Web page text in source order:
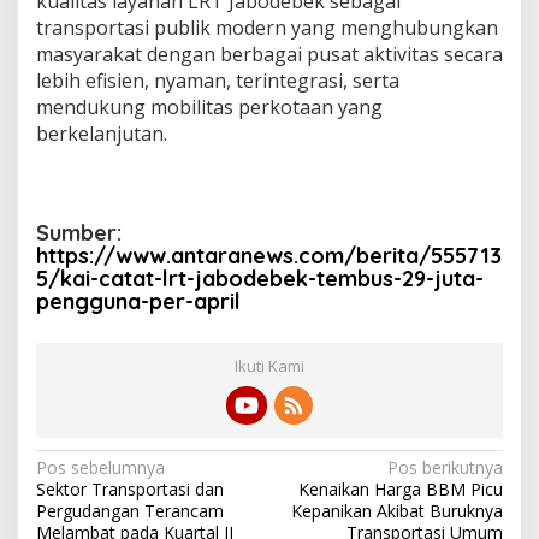
transportasi publik modern yang menghubungkan
masyarakat dengan berbagai pusat aktivitas secara
lebih efisien, nyaman, terintegrasi, serta
mendukung mobilitas perkotaan yang
berkelanjutan.
Sumber:
https://www.antaranews.com/berita/555713
5/kai-catat-lrt-jabodebek-tembus-29-juta-
pengguna-per-april
Ikuti Kami
N
a
Pos sebelumnya
Sektor Transportasi dan
Pergudangan Terancam
Melambat pada Kuartal II
Pos berikutnya
Kenaikan Harga BBM Picu
Kepanikan Akibat Buruknya
Transportasi Umum